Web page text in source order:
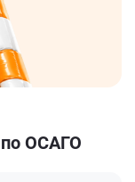
по ОСАГО